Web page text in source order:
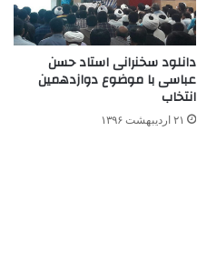
دانلود سخنرانی استاد حسن
عباسی با موضوع دوازدهمین
انتخاب
۲۱ اردیبهشت ۱۳۹۶